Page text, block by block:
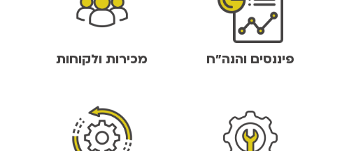
פיננסים והנה"ח מכירות ולקוחות